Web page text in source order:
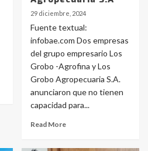
29 diciembre, 2024
Fuente textual:
infobae.com Dos empresas
del grupo empresario Los
Grobo -Agrofina y Los
Grobo Agropecuaria S.A.
anunciaron que no tienen
capacidad para...
Read More